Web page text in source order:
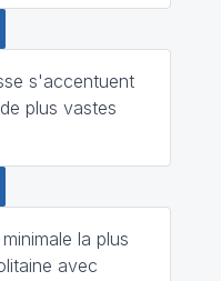
s'accentuent
plus vastes
la plus
avec